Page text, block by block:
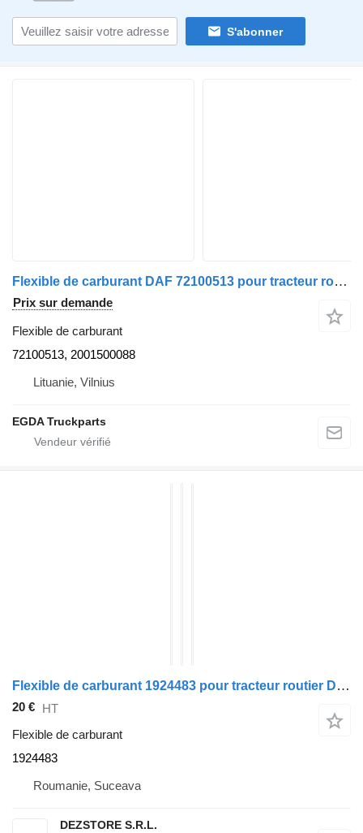
S'abonner
Flexible de carburant DAF 72100513 pour tracteur routier DAF
Prix sur demande
Flexible de carburant
72100513, 2001500088
Lituanie, Vilnius
EGDA Truckparts
Flexible de carburant 1924483 pour tracteur routier DAF XF
20 € HT
Flexible de carburant
1924483
Roumanie, Suceava
DEZSTORE S.R.L.